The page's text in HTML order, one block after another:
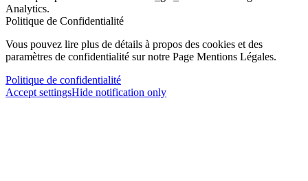
Analytics.
Politique de Confidentialité
Vous pouvez lire plus de détails à propos des cookies et des
paramètres de confidentialité sur notre Page Mentions Légales.
Politique de confidentialité
Accept settingsHide notification only